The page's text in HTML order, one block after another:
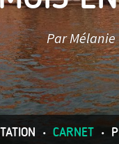
Par Mélanie
• CARNET •